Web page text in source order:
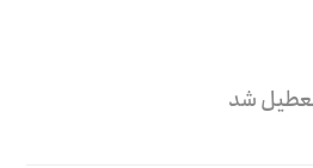
تعطیل شد